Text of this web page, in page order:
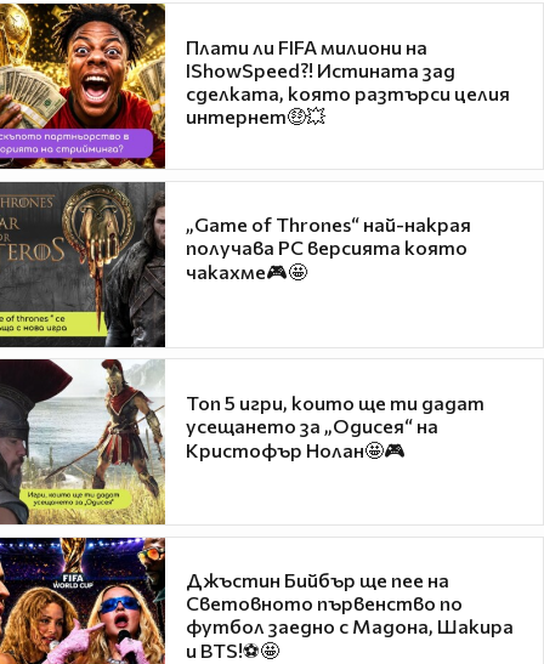
Плати ли FIFA милиони на
IShowSpeed?! Истината зад
сделката, която разтърси целия
интернет🤑💥
„Game of Thrones“ най-накрая
получава PC версията която
чакахме🎮🤩
Топ 5 игри, които ще ти дадат
усещането за „Одисея“ на
Кристофър Нолан🤩🎮
Джъстин Бийбър ще пее на
Световното първенство по
футбол заедно с Мадона, Шакира
и BTS!⚽🤩